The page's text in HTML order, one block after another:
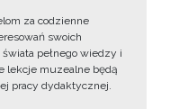
za codzienne
swoich
pełnego wiedzy i
lekcje muzealne będą
pracy dydaktycznej.